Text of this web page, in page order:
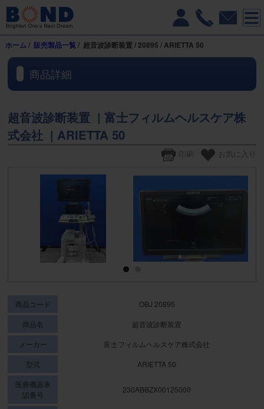
ホーム/ 販売製品一覧/ 超音波診断装置 / 20895 / ARIETTA 50
商品詳細
超音波診断装置 | 富士フィルムヘルスケア株
式会社 | ARIETTA 50
お気に入り
印刷
商品コード
OBJ 20895
商品名
超音波診断装置
メーカー
富士フィルムヘルスケア株式会社
型式
ARIETTA 50
医療機器承
認番号
230ABBZX00125000